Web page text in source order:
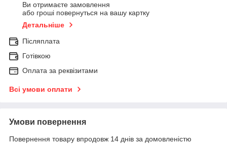
Ви отримаєте замовлення
або гроші повернуться на вашу картку
Детальніше
Післяплата
Готівкою
Оплата за реквізитами
Всі умови оплати
Умови повернення
Повернення товару впродовж 14 днів за домовленістю